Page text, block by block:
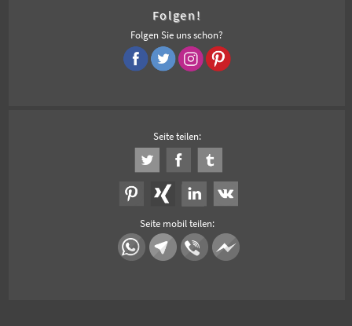
Folgen!
Folgen Sie uns schon?
Seite teilen:
Seite mobil teilen: